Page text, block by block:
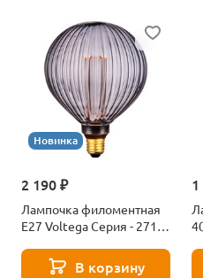
Новинка
2 190 ₽
Лампочка филоментная
Е27 Voltega Серия - 271
В корзину